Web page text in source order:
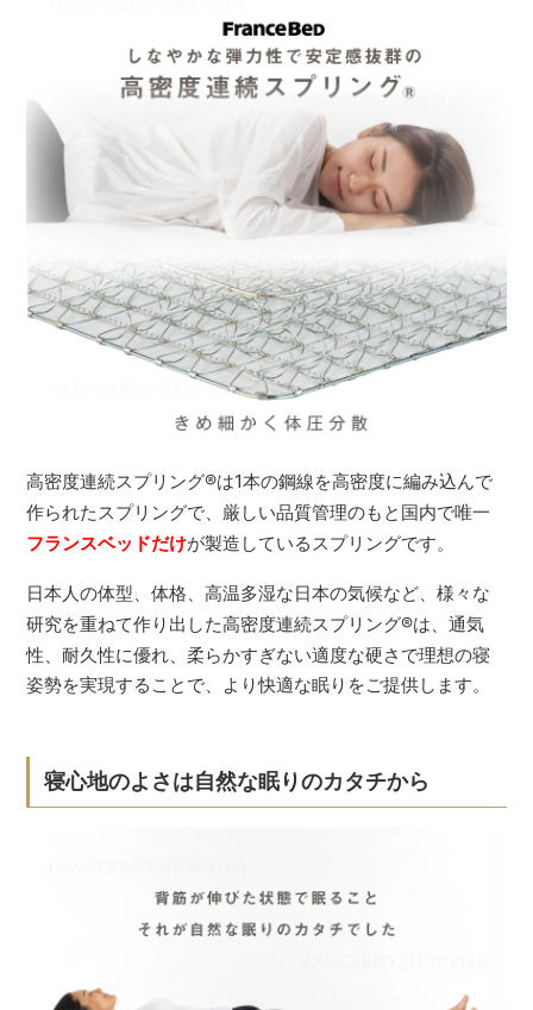
高密度連続スプリング®は1本の鋼線を高密度に編み込んで
作られたスプリングで、厳しい品質管理のもと国内で唯一
フランスベッドだけが製造しているスプリングです。
日本人の体型、体格、高温多湿な日本の気候など、様々な
研究を重ねて作り出した高密度連続スプリング®は、通気
性、耐久性に優れ、柔らかすぎない適度な硬さで理想の寝
姿勢を実現することで、より快適な眠りをご提供します。
寝心地のよさは自然な眠りのカタチから